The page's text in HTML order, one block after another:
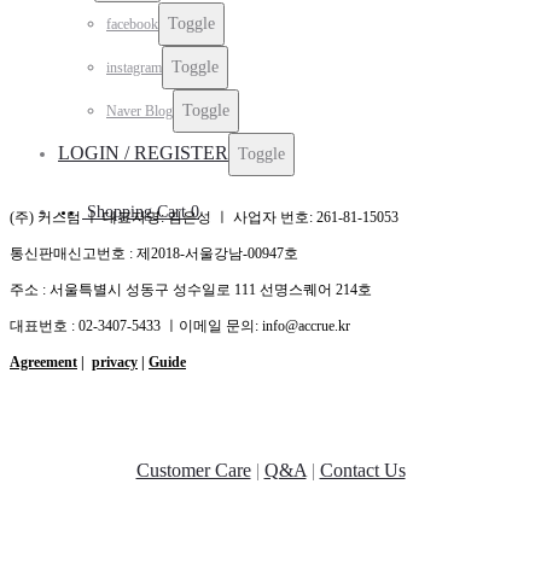
facebook Toggle
instagram Toggle
Naver Blog Toggle
LOGIN / REGISTER Toggle
Shopping Cart 0
(주) 커스텀 ㅣ 대표자명: 김은성 ㅣ 사업자 번호: 261-81-15053
통신판매신고번호 : 제2018-서울강남-00947호
주소 : 서울특별시 성동구 성수일로 111 선명스퀘어 214호
대표번호 : 02-3407-5433 ㅣ이메일 문의: info@accrue.kr
Agreement privacy Guide
Customer Care| Q&A| Contact Us